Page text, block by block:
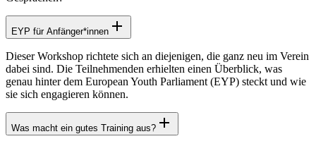
EYP für Anfänger*innen
Dieser Workshop richtete sich an diejenigen, die ganz neu im Verein
dabei sind. Die Teilnehmenden erhielten einen Überblick, was
genau hinter dem European Youth Parliament (EYP) steckt und wie
sie sich engagieren können.
Was macht ein gutes Training aus?